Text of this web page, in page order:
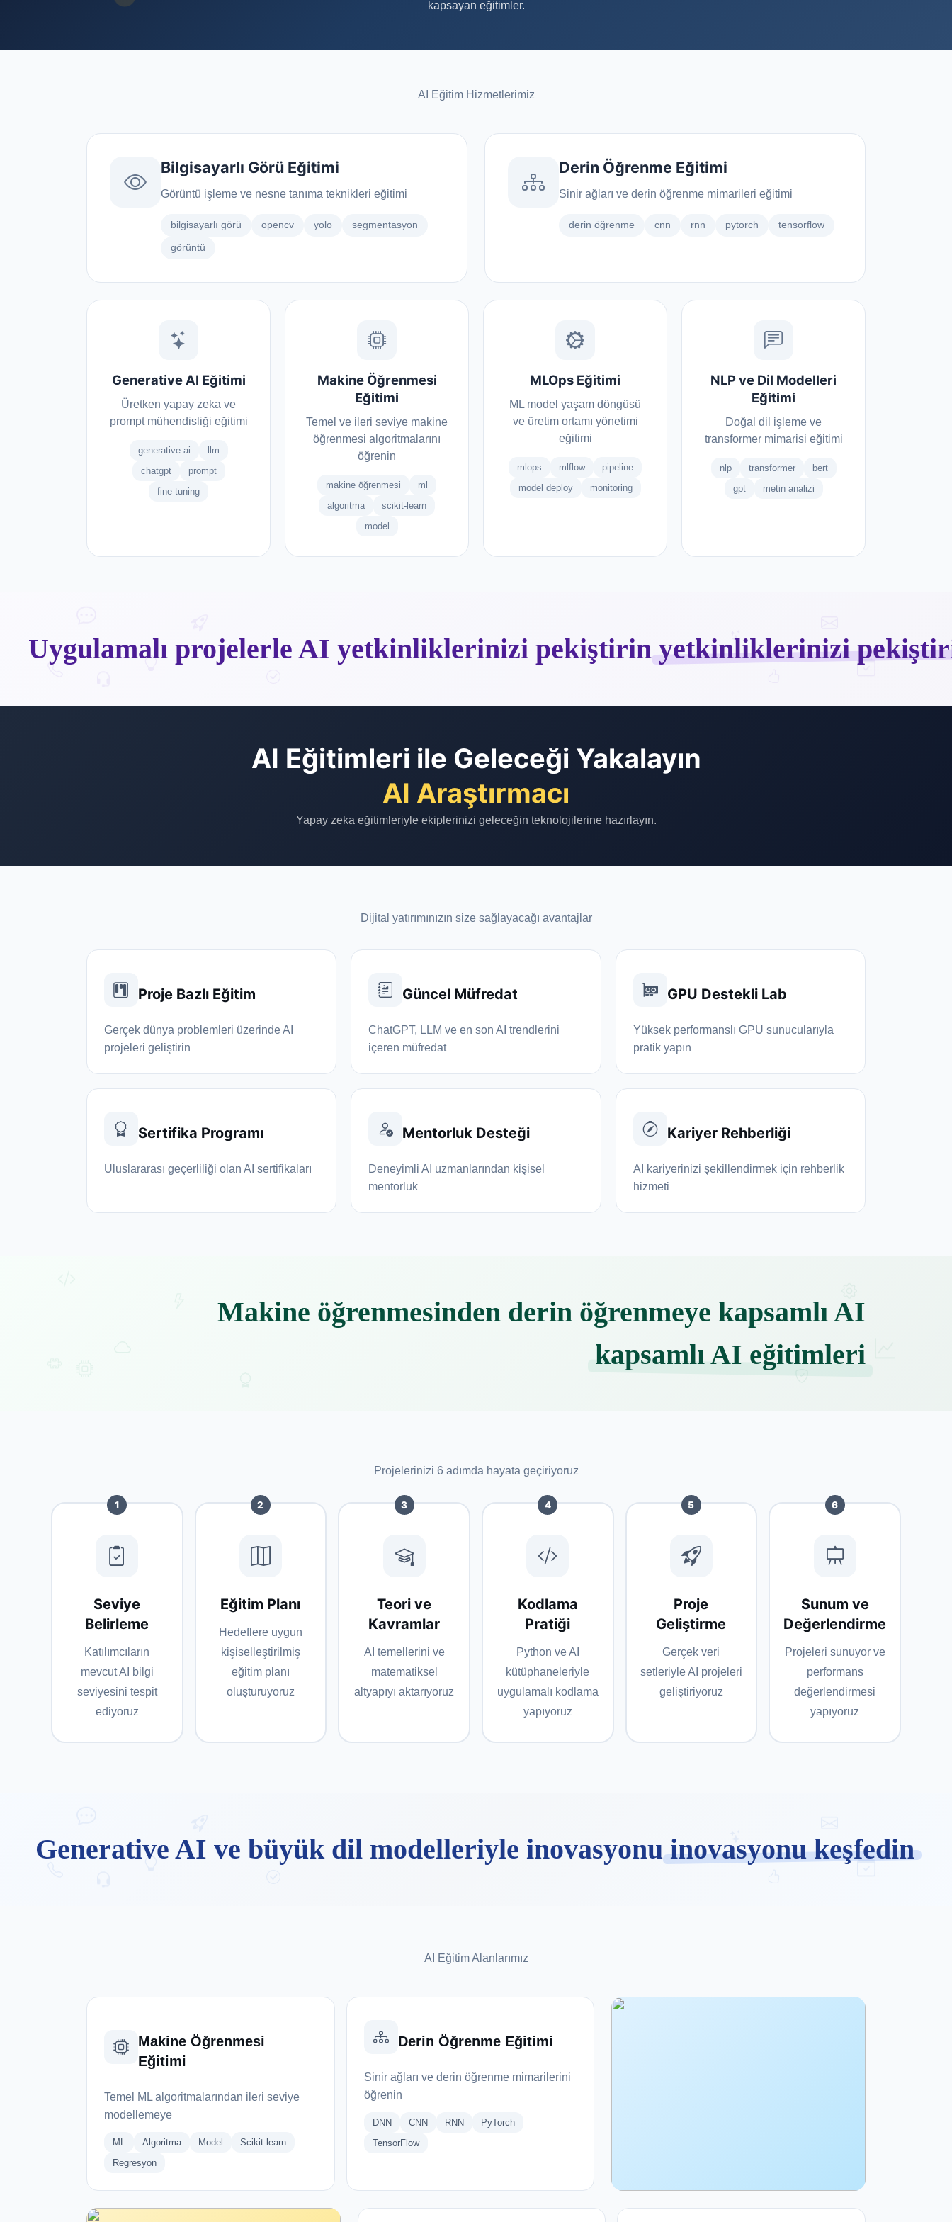
Yönetilen Bilişim Teknoloji Hizmetleri
Lead Yönetimi
IT Denetimi & KVKK Danışmanlığı
ve riskleri minimize eder.
kapsayan eğitimler.
AI Eğitim Hizmetlerimiz
Bilgisayarlı Görü Eğitimi
Görüntü işleme ve nesne tanıma teknikleri eğitimi
bilgisayarlı görü opencv yolo segmentasyon
görüntü
Derin Öğrenme Eğitimi
Sinir ağları ve derin öğrenme mimarileri eğitimi
derin öğrenme cnn rnn pytorch tensorflow
Generative AI Eğitimi
Üretken yapay zeka ve
prompt mühendisliği eğitimi
generative ai
llm
chatgpt
prompt
fine-tuning
Makine Öğrenmesi
Eğitimi
Temel ve ileri seviye makine
öğrenmesi algoritmalarını
öğrenin
makine öğrenmesi
ml
algoritma
scikit-learn
model
MLOps Eğitimi
ML model yaşam döngüsü
ve üretim ortamı yönetimi
eğitimi
mlops mlflow
pipeline
model deploy
monitoring
NLP ve Dil Modelleri
Eğitimi
Doğal dil işleme ve
transformer mimarisi eğitimi
nlp transformer
bert
gpt
metin analizi
Uygulamalı projelerle AI yetkinliklerinizi pekiştirinyetkinliklerinizi
AI Eğitimleri ile Geleceği Yakalayın
Data Analyst
Yapay zeka eğitimleriyle ekiplerinizi geleceğin teknolojilerine hazırlayın.
Dijital yatırımınızın size sağlayacağı avantajlar
Proje Bazlı Eğitim
Gerçek dünya problemleri üzerinde AI
projeleri geliştirin
Güncel Müfredat
ChatGPT, LLM ve en son AI trendlerini
içeren müfredat
GPU Destekli Lab
Yüksek performanslı GPU sunucularıyla
pratik yapın
Sertifika Programı
Uluslararası geçerliliği olan AI sertifikaları
Mentorluk Desteği
Deneyimli AI uzmanlarından kişisel
mentorluk
Kariyer Rehberliği
AI kariyerinizi şekillendirmek için rehberlik
hizmeti
Makine öğrenmesinden derin öğrenmeye kapsamlı AI
kapsamlı AI eğitimleri
Projelerinizi 6 adımda hayata geçiriyoruz
1
Seviye
Belirleme
Katılımcıların
mevcut AI bilgi
seviyesini tespit
ediyoruz
2
Eğitim Planı
Hedeflere uygun
kişiselleştirilmiş
eğitim planı
oluşturuyoruz
3
Teori ve
Kavramlar
AI temellerini ve
matematiksel
altyapıyı aktarıyoruz
4
Kodlama
Pratiği
Python ve AI
kütüphaneleriyle
uygulamalı kodlama
yapıyoruz
5
Proje
Geliştirme
Gerçek veri
setleriyle AI projeleri
geliştiriyoruz
6
Sunum ve
Değerlendirme
Projeleri sunuyor ve
performans
değerlendirmesi
yapıyoruz
Generative AI ve büyük dil modelleriyle inovasyonuinovasyonu keşfedin
AI Eğitim Alanlarımız
Makine Öğrenmesi
Eğitimi
Temel ML algoritmalarından ileri seviye
modellemeye
ML Algoritma Model
Scikit-learn
Regresyon
Derin Öğrenme Eğitimi
Sinir ağları ve derin öğrenme mimarilerini
öğrenin
DNN CNN RNN
PyTorch
TensorFlow